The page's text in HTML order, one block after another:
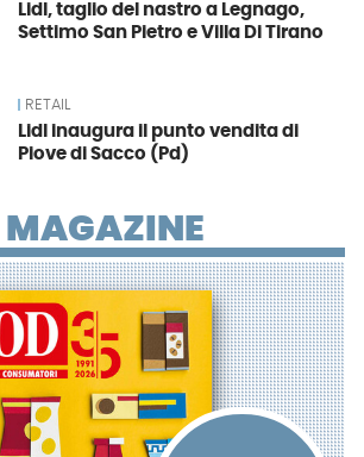
Lidl, taglio del nastro a Legnago,
Settimo San Pietro e Villa Di Tirano
RETAIL
Lidl inaugura il punto vendita di
Piove di Sacco (Pd)
MAGAZINE